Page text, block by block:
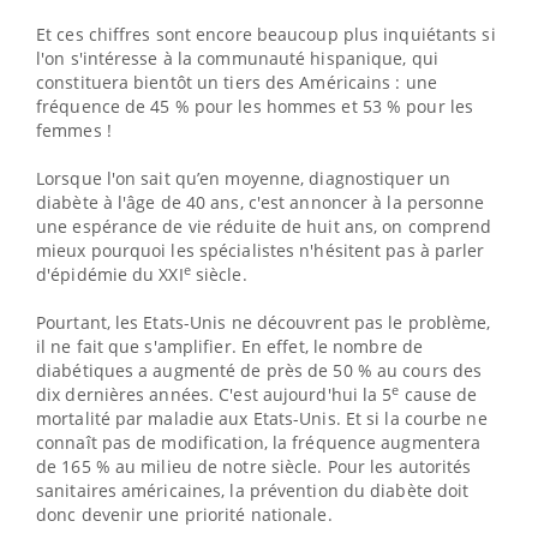
Et ces chiffres sont encore beaucoup plus inquiétants si
l'on s'intéresse à la communauté hispanique, qui
constituera bientôt un tiers des Américains : une
fréquence de 45 % pour les hommes et 53 % pour les
femmes !
Lorsque l'on sait qu’en moyenne, diagnostiquer un
diabète à l'âge de 40 ans, c'est annoncer à la personne
une espérance de vie réduite de huit ans, on comprend
mieux pourquoi les spécialistes n'hésitent pas à parler
d'épidémie du XXIesiècle.
Pourtant, les Etats-Unis ne découvrent pas le problème,
il ne fait que s'amplifier. En effet, le nombre de
diabétiques a augmenté de près de 50 % au cours des
dix dernières années. C'est aujourd'hui la 5e cause de
mortalité par maladie aux Etats-Unis. Et si la courbe ne
connaît pas de modification, la fréquence augmentera
de 165 % au milieu de notre siècle. Pour les autorités
sanitaires américaines, la prévention du diabète doit
donc devenir une priorité nationale.